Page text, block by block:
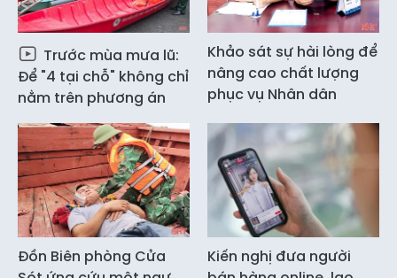
Trước mùa mưa lũ:
Để "4 tại chỗ" không chỉ
nằm trên phương án
Khảo sát sự hài lòng để
nâng cao chất lượng
phục vụ Nhân dân
Đồn Biên phòng Cửa
Kiến nghị đưa người